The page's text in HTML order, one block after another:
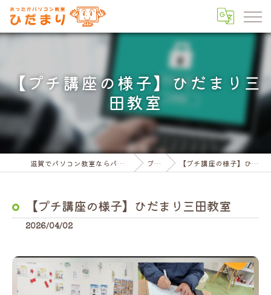
【プチ講座の様子】ひだまり三
田教室
滋賀でパソコン教室ならパソコン教室ひだまり ブログ 【プチ講座の様子】ひだまり三田教室
【プチ講座の様子】ひだまり三田教室
2026/04/02